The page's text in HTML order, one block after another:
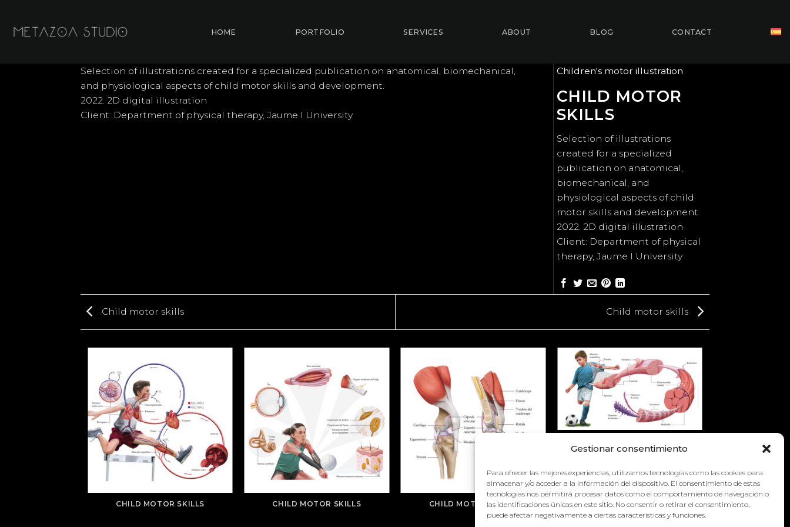
Gestionar consentimiento
Para ofrecer las mejores experiencias, utilizamos tecnologías como las cookies para
almacenar y/o acceder a la información del dispositivo. El consentimiento de estas
tecnologías nos permitirá procesar datos como el comportamiento de navegación o
las identificaciones únicas en este sitio. No consentir o retirar el consentimiento,
puede afectar negativamente a ciertas características y funciones.
content
HOME PORTFOLIO SERVICES ABOUT BLOG CONTACT
Children's motor illustration
CHILD MOTOR
SKILLS
Selection of illustrations
created for a specialized
publication on anatomical,
biomechanical, and
physiological aspects of child
motor skills and development.
2022. 2D digital illustration
Client: Department of physical
therapy, Jaume I University
Selection of illustrations created for a specialized publication on anatomical, biomechanical,
and physiological aspects of child motor skills and development.
2022. 2D digital illustration
Client: Department of physical therapy, Jaume I University
Child motor skills Child motor skills
CHILD MOTOR SKILLS CHILD MOTOR SKILLS CHILD MOTOR SKILLS